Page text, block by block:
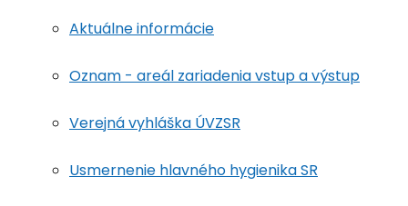
Aktuálne informácie
Oznam - areál zariadenia vstup a výstup
Verejná vyhláška ÚVZSR
Usmernenie hlavného hygienika SR